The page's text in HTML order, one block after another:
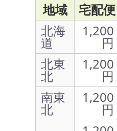
地域
宅配便
北海
道
1,200
円
北東
北
1,200
円
南東
北
1,200
円